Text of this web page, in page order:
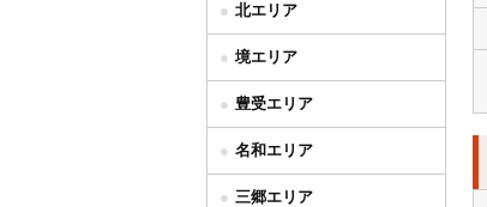
北エリア
境エリア
豊受エリア
名和エリア
三郷エリア